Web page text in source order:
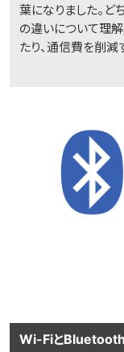
葉になりました。ど
の違いについて理解
たり、通信費を削減
Wi-Fiと